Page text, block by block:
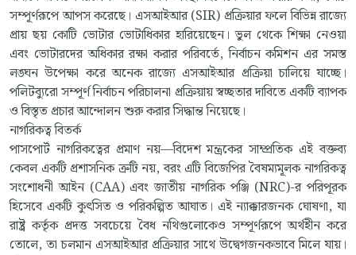
সম্পূর্ণরূপে আপস করেছে। এসআইআর (SIR) প্রক্রিয়ার ফলে বিভিন্ন রাজ্যে
প্রায় ছয় কোটি ভোটার ভোটাধিকার হারিয়েছেন। ভুল থেকে শিক্ষা নেওয়া
এবং ভোটারদের অধিকার রক্ষা করার পরিবর্তে, নির্বাচন কমিশন এর সমস্ত
লঙ্ঘন উপেক্ষা করে অনেক রাজ্যে এসআইআর প্রক্রিয়া চালিয়ে যাচ্ছে।
পলিটব্যুরো সম্পূর্ণ নির্বাচন পরিচালনা প্রক্রিয়ায় স্বচ্ছতার দাবিতে একটি ব্যাপক
ও বিস্তৃত প্রচার আন্দোলন শুরু করার সিদ্ধান্ত নিয়েছে।
নাগরিকত্ব বিতর্ক
পাসপোর্ট নাগরিকত্বের প্রমাণ নয়—বিদেশ মন্ত্রকের সাম্প্রতিক এই বক্তব্য
কেবল একটি প্রশাসনিক ত্রুটি নয়, বরং এটি বিজেপির বৈষম্যমূলক নাগরিকত্ব
সংশোধনী আইন (CAA) এবং জাতীয় নাগরিক পঞ্জি (NRC)-র পরিপূরক
হিসেবে একটি কুৎসিত ও পরিকল্পিত আঘাত। এই ন্যাক্কারজনক ঘোষণা, যা
রাষ্ট্র কর্তৃক প্রদত্ত সবচেয়ে বৈধ নথিগুলোকেও সম্পূর্ণরূপে অর্থহীন করে
তোলে, তা চলমান এসআইআর প্রক্রিয়ার সাথে উদ্বেগজনকভাবে মিলে যায়।